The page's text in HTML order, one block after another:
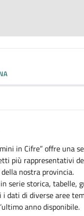
in Cifre” offre una
più rappresentativi
nostra provincia.
serie storica, tabelle,
i dati di diverse aree
anno disponibile.